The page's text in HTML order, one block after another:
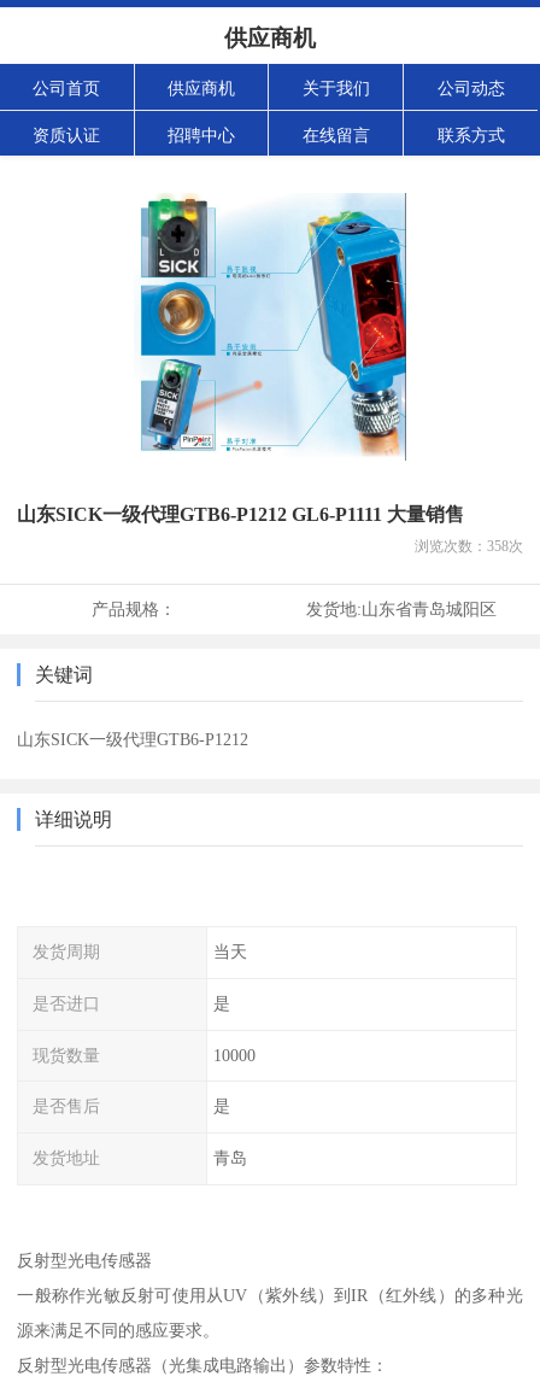
供应商机
公司首页 供应商机 关于我们 公司动态
资质认证 招聘中心 在线留言 联系方式
山东SICK一级代理GTB6-P1212 GL6-P1111 大量销售
浏览次数： 358次
产品规格： 发货地:山东省青岛城阳区
关键词
山东SICK一级代理GTB6-P1212
详细说明
发货周期 当天
是否进口 是
现货数量 10000
是否售后 是
发货地址 青岛
反射型光电传感器
一般称作光敏反射可使用从UV（紫外线）到IR（红外线）的多种光
源来满足不同的感应要求。
反射型光电传感器（光集成电路输出）参数特性：